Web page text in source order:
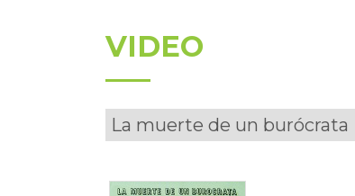
VIDEO
La muerte de un burócrata